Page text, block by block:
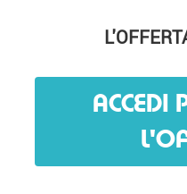
ACCEDI